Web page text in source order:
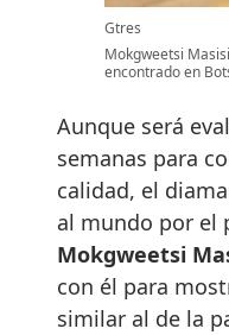
Gtres
Mokgweetsi
encontrado en
Aunque será
semanas para
calidad, el
al mundo por el
Mokgweetsi
con él para
similar al de la